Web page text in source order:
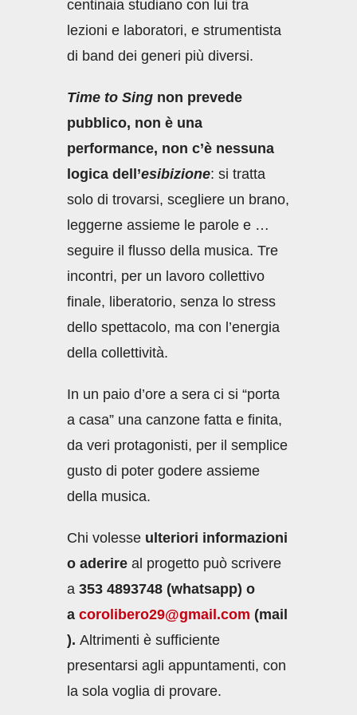
centinaia studiano con lui tra
lezioni e laboratori, e strumentista
di band dei generi più diversi.
Time to Sing non prevede
pubblico, non è una
performance, non c’è nessuna
logica dell’esibizione: si tratta
solo di trovarsi, scegliere un brano,
leggerne assieme le parole e …
seguire il flusso della musica. Tre
incontri, per un lavoro collettivo
finale, liberatorio, senza lo stress
dello spettacolo, ma con l’energia
della collettività.
In un paio d’ore a sera ci si “porta
a casa” una canzone fatta e finita,
da veri protagonisti, per il semplice
gusto di poter godere assieme
della musica.
Chi volesse ulteriori informazioni
o aderire al progetto può scrivere
a 353 4893748 (whatsapp) o
a corolibero29@gmail.com (mail
). Altrimenti è sufficiente
presentarsi agli appuntamenti, con
la sola voglia di provare.